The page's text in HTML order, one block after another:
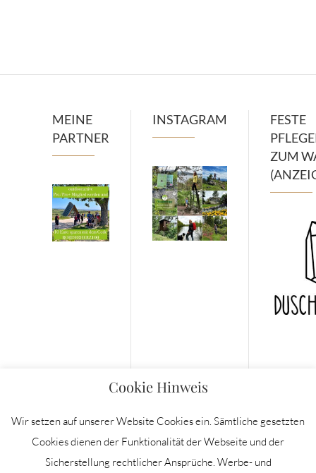
MEINE
PARTNER
INSTAGRAM
FESTE
ZUM
Cookie Hinweis
Wir setzen auf unserer Website Cookies ein. Sämtliche gesetzten
Cookies dienen der Funktionalität der Webseite und der
Sicherstellung rechtlicher Ansprüche. Werbe- und